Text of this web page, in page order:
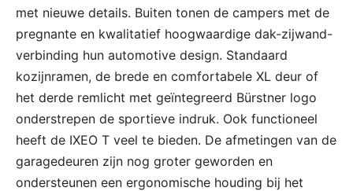
met nieuwe details. Buiten tonen de campers met de
pregnante en kwalitatief hoogwaardige dak-zijwand-
verbinding hun automotive design. Standaard
kozijnramen, de brede en comfortabele XL deur of
het derde remlicht met geïntegreerd Bürstner logo
onderstrepen de sportieve indruk. Ook functioneel
heeft de IXEO T veel te bieden. De afmetingen van de
garagedeuren zijn nog groter geworden en
ondersteunen een ergonomische houding bij het